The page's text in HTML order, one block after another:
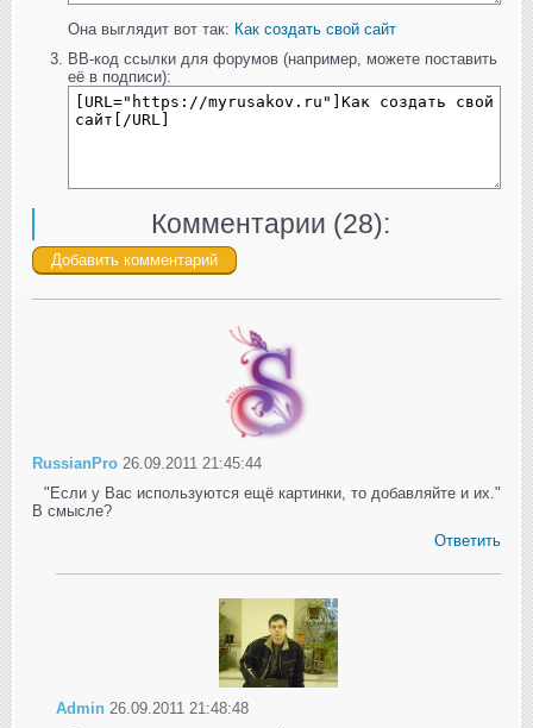
Она выглядит вот так: Как создать свой сайт
BB-код ссылки для форумов (например, можете поставить
её в подписи):
Комментарии (28):
RussianPro 26.09.2011 21:45:44
"Если у Вас используются ещё картинки, то добавляйте и их."
В смысле?
Ответить
Admin 26.09.2011 21:48:48